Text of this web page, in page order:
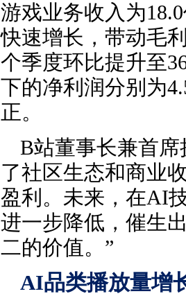
游戏业务收入为
快速增长，带动毛
个季度环比提升至
下的净利润分别为
正。
B站董事长兼首
了社区生态和商业
盈利。未来，在AI
进一步降低，催生
二的价值。”
AI品类播放量增